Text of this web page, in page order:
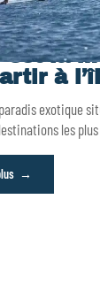
est la
à
exotique
les